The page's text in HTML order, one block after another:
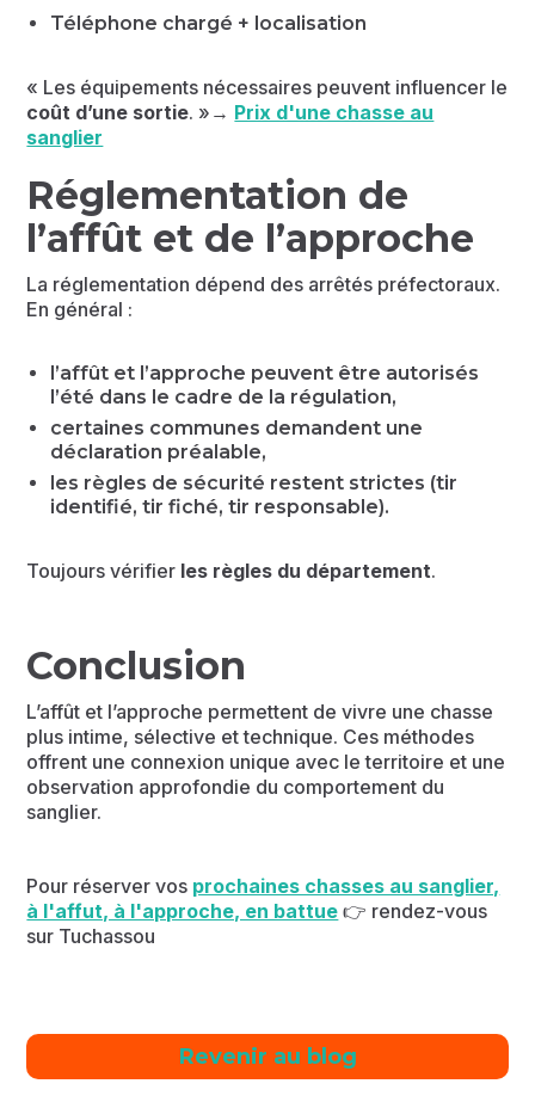
Téléphone chargé + localisation
« Les équipements nécessaires peuvent influencer le
coût d’une sortie. »→ Prix d'une chasse au
sanglier
Réglementation de
l’affût et de l’approche
La réglementation dépend des arrêtés préfectoraux.
En général :
l’affût et l’approche peuvent être autorisés
l’été dans le cadre de la régulation,
certaines communes demandent une
déclaration préalable,
les règles de sécurité restent strictes (tir
identifié, tir fiché, tir responsable).
Toujours vérifier les règles du département.
Conclusion
L’affût et l’approche permettent de vivre une chasse
plus intime, sélective et technique. Ces méthodes
offrent une connexion unique avec le territoire et une
observation approfondie du comportement du
sanglier.
Pour réserver vos prochaines chasses au sanglier,
à l'affut, à l'approche, en battue 👉 rendez-vous
sur Tuchassou
Revenir au blog